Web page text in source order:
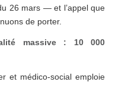
26 mars — et l’appel que
de porter.
massive : 10 000
et médico-social emploie